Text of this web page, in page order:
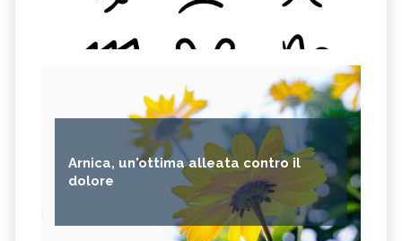
Arnica, un'ottima alleata contro il
dolore